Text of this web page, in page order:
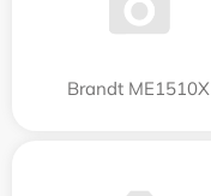
Brandt ME1510X